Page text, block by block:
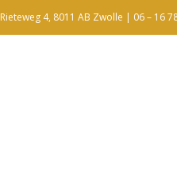
Rieteweg 4, 8011 AB Zwolle | 06 – 16